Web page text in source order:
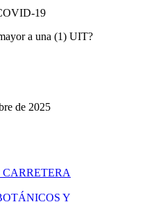
19
a una (1) UIT?
de 2025
Y